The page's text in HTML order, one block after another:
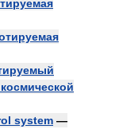
system —